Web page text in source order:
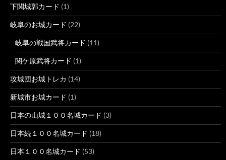
下関城郭カード (1)
岐阜のお城カード (22)
岐阜の戦国武将カード (11)
関ケ原武将カード (1)
攻城団お城トレカ (14)
新城市お城カード (1)
日本の山城１００名城カード (3)
日本続１００名城カード (18)
日本１００名城カード (53)